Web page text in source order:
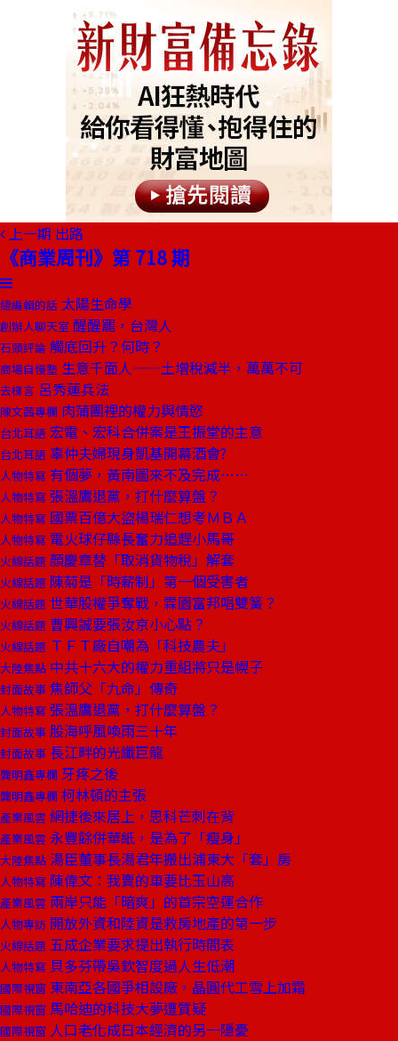
上一期 出路
《商業周刊》第 718 期
總編輯的話 太陽生命學
創辦人聊天室 醒醒罷，台灣人
石頭評論 觸底回升？何時？
商場自慢塾 生意千面人——土增稅減半，萬萬不可
去梯言 呂秀蓮兵法
陳文茜專欄 肉蒲團裡的權力與情慾
台北耳語 宏電、宏科合併案是王振堂的主意
台北耳語 辜仲夫婦現身凱基開幕酒會?
人物特寫 有個夢，黃南圖來不及完成……
人物特寫 張溫鷹退黨，打什麼算盤？
人物特寫 國票百億大盜楊瑞仁想考ＭＢＡ
人物特寫 電火球仔縣長奮力追趕小馬哥
火線話題 顏慶章替「取消貨物稅」解套
火線話題 陳菊是「時薪制」第一個受害者
火線話題 世華股權爭奪戰，霖園富邦唱雙簧？
火線話題 曹興誠要張汝京小心點？
火線話題 ＴＦＴ廠自嘲為「科技農夫」
大陸焦點 中共十六大的權力重組將只是幌子
封面故事 焦師父「九命」傳奇
人物特寫 張溫鷹退黨，打什麼算盤？
封面故事 股海呼風喚雨三十年
封面故事 長江畔的光纖巨龍
龔明鑫專欄 牙疼之後
龔明鑫專欄 柯林頓的主張
產業風雲 網捷後來居上，思科芒刺在背
產業風雲 永豐餘併華紙，是為了「瘦身」
大陸焦點 湯臣董事長湯君年搬出浦東大「套」房
人物特寫 陳偉文：我賣的車要比玉山高
產業風雲 兩岸只能「暗爽」的首宗空運合作
人物專訪 開放外資和陸資是救房地產的第一步
火線話題 五成企業要求提出執行時間表
人物特寫 貝多芬帶吳欽智度過人生低潮
國際視窗 東南亞各國爭相設廠，晶圓代工雪上加霜
國際視窗 馬哈迪的科技大夢遭質疑
國際視窗 人口老化成日本經濟的另一隱憂